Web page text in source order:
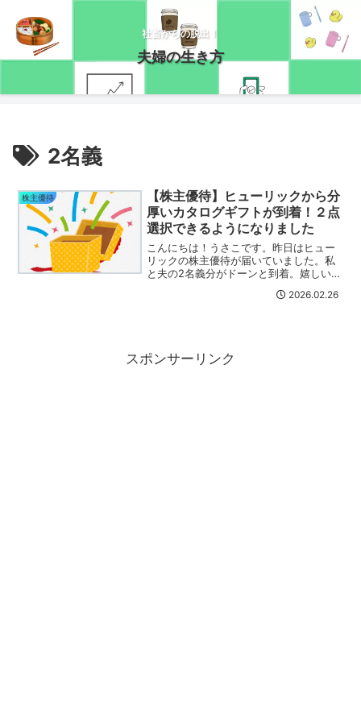
社畜からの脱出！
夫婦の生き方
2名義
株主優待
【株主優待】ヒューリックから分
厚いカタログギフトが到着！２点
選択できるようになりました
こんにちは！うさこです。昨日はヒュー
リックの株主優待が届いていました。私
と夫の2名義分がドーンと到着。嬉しいな
枚入ってる！ついに長期優待になりまし
2026.02.26
スポンサーリンク